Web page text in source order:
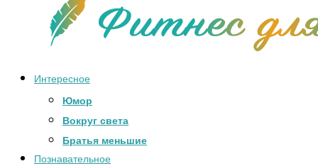
Интересное
Юмор
Вокруг света
Братья меньшие
Познавательное